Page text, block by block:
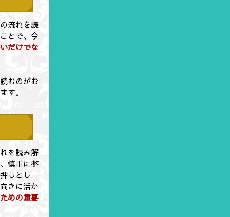
流れを読
とで、今
だけでな
むのがお
す。
を読み解
慎重に整
しとし
きに活か
めの重要